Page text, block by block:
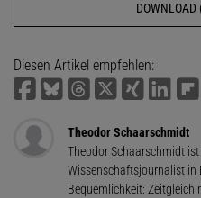
DOWNLOAD
Diesen Artikel empfehlen:
Theodor Schaarschmidt
Theodor Schaarschmidt
Wissenschaftsjournalist in
Bequemlichkeit: Zeitgleich